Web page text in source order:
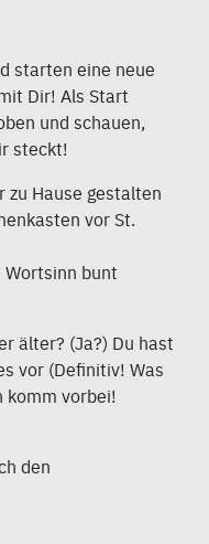
starten eine neue
Dir! Als Start
und schauen,
steckt!
zu Hause gestalten
vor St.
Wortsinn bunt
älter? (Ja?) Du hast
vor (Definitiv! Was
komm vorbei!
den